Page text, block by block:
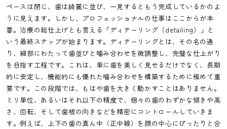
ペースは閉じ、歯は綺麗に並び、一見するともう完成しているかのよ
うに見えます。しかし、プロフェッショナルの仕事はここからが本
番。治療の総仕上げとも言える「ディテーリング（detailing）」と
いう最終ステップが始まります。ディテーリングとは、その名の通
り、細部にわたって歯並びと噛み合わせを微調整し、完璧な仕上がり
を目指す工程です。これは、単に歯を美しく見せるだけでなく、長期
的に安定し、機能的にも優れた噛み合わせを構築するために極めて重
要です。この段階では、もはや歯を大きく動かすことはありません。
ミリ単位、あるいはそれ以下の精度で、個々の歯のわずかな傾きや高
さ、回転、そして歯根の向きなどを精密にコントロールしていきま
す。例えば、上下の歯の真ん中（正中線）を顔の中心にぴったりと合